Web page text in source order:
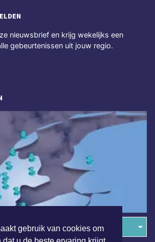
gebruik van cookies om
nieuwsbrief en krijg wekelijks een
gebeurtenissen uit jouw regio.
in de regio